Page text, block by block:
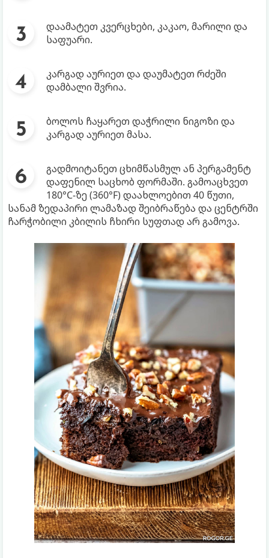
დაამატეთ კვერცხები, კაკაო, მარილი და
საფუარი.
კარგად აურიეთ და დაუმატეთ რძეში
დამბალი შვრია.
ბოლოს ჩაყარეთ დაჭრილი ნიგოზი და
კარგად აურიეთ მასა.
გადმოიტანეთ ცხიმწასმულ ან პერგამენტ
დაფენილ საცხობ ფორმაში. გამოაცხვეთ
180°C-ზე (360°F) დაახლოებით 40 წუთი,
სანამ ზედაპირი ლამაზად შეიბრაწება და ცენტრში
ჩარჭობილი კბილის ჩხირი სუფთად არ გამოვა.